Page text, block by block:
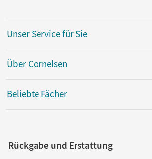
Unser Service für Sie
Über Cornelsen
Beliebte Fächer
Rückgabe und Erstattung